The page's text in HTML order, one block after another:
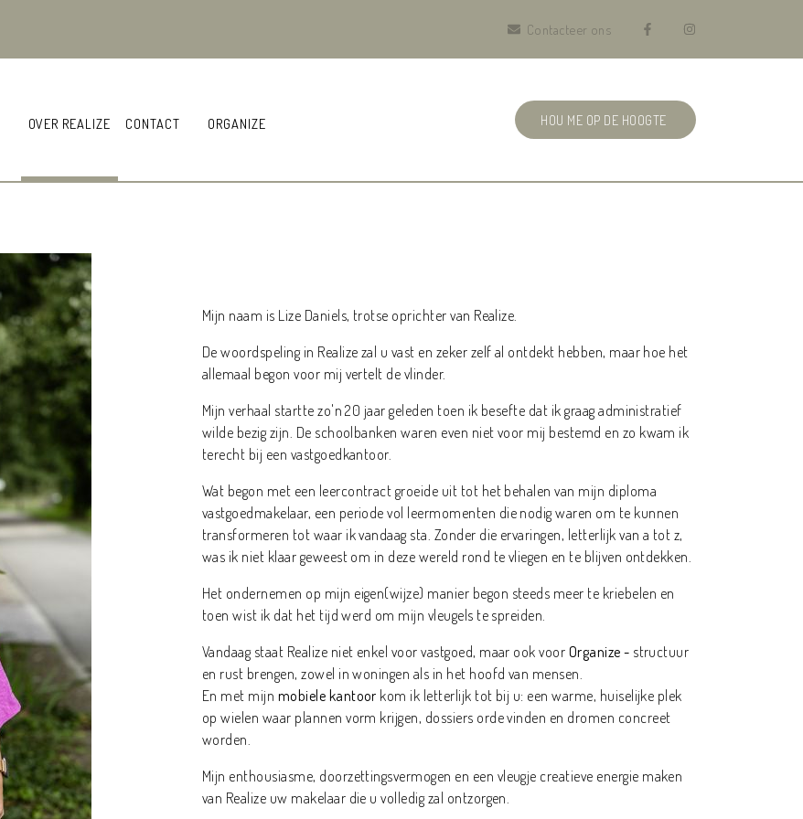
Contacteer ons
OVER REALIZE CONTACT ORGANIZE HOU ME OP DE HOOGTE
Mijn naam is Lize Daniels, trotse oprichter van Realize.
De woordspeling in Realize zal u vast en zeker zelf al ontdekt hebben, maar hoe het
allemaal begon voor mij vertelt de vlinder.
Mijn verhaal startte zo'n 20 jaar geleden toen ik besefte dat ik graag administratief
wilde bezig zijn. De schoolbanken waren even niet voor mij bestemd en zo kwam ik
terecht bij een vastgoedkantoor.
Wat begon met een leercontract groeide uit tot het behalen van mijn diploma
vastgoedmakelaar, een periode vol leermomenten die nodig waren om te kunnen
transformeren tot waar ik vandaag sta. Zonder die ervaringen, letterlijk van a tot z,
was ik niet klaar geweest om in deze wereld rond te vliegen en te blijven ontdekken.
Het ondernemen op mijn eigen(wijze) manier begon steeds meer te kriebelen en
toen wist ik dat het tijd werd om mijn vleugels te spreiden.
Vandaag staat Realize niet enkel voor vastgoed, maar ook voor Organize - structuur
en rust brengen, zowel in woningen als in het hoofd van mensen.
En met mijn mobiele kantoor kom ik letterlijk tot bij u: een warme, huiselijke plek
op wielen waar plannen vorm krijgen, dossiers orde vinden en dromen concreet
worden.
Mijn enthousiasme, doorzettingsvermogen en een vleugje creatieve energie maken
van Realize uw makelaar die u volledig zal ontzorgen.